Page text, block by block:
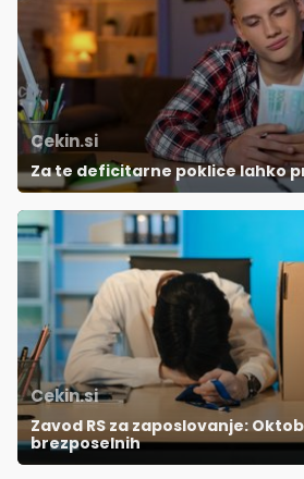
Cekin.si
Za te deficitarne poklice lahko
Cekin.si
Zavod RS za zaposlovanje:
brezposelnih